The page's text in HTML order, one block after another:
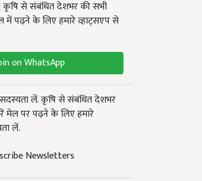
कृषि से संबंधित देशभर की सभी
में पढ़ने के लिए हमारे व्हाट्सएप से
on WhatsApp
लें. कृषि से संबंधित देशभर
मेल पर पढ़ने के लिए हमारे
लें.
Newsletters